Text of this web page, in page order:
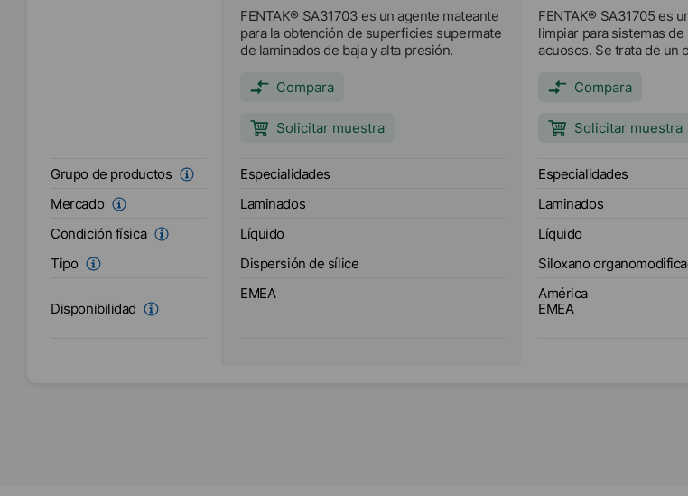
Grupo de productos
Mercado
Condición física
Tipo
Disponibilidad
FENTAK® SA31703 es un agente mateante
para la obtención de superficies supermate
de laminados de baja y alta presión.
Compara
Solicitar muestra
Especialidades
Laminados
Líquido
Dispersión de sílice
EMEA
FENTAK® SA31705 es
limpiar para sistemas
acuosos. Se trata de un
ingeniería, que se
Compara
Solicitar muestra
Especialidades
Laminados
Líquido
Siloxano
América
EMEA